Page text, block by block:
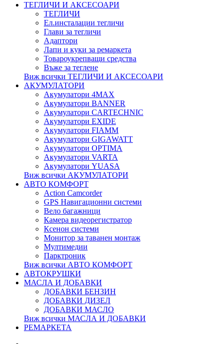
ТЕГЛИЧИ И АКСЕСОАРИ
ТЕГЛИЧИ
Eл.инсталации тегличи
Глави за тегличи
Адаптори
Лапи и куки за ремаркета
Товароукрепващи средства
Въже за теглене
Виж всички ТЕГЛИЧИ И АКСЕСОАРИ
АКУМУЛАТОРИ
Акумулатори 4MAX
Акумулатори BANNER
Акумулатори CARTECHNIC
Акумулатори EXIDE
Акумулатори FIAMM
Акумулатори GIGAWATT
Акумулатори OPTIMA
Акумулатори VARTA
Акумулатори YUASA
Виж всички АКУМУЛАТОРИ
АВТО КОМФОРТ
Action Camcorder
GPS Навигационни системи
Вело багажници
Камера видеорегистратор
Ксенон системи
Монитор за таванен монтаж
Мултимедии
Парктроник
Виж всички АВТО КОМФОРТ
АВТОКРУШКИ
МАСЛА И ДОБАВКИ
ДОБАВКИ БЕНЗИН
ДОБАВКИ ДИЗЕЛ
ДОБАВКИ МАСЛО
Виж всички МАСЛА И ДОБАВКИ
РЕМАРКЕТА